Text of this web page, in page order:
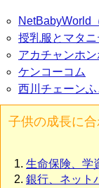
NetBabyWorld
授乳服とマタ
アカチャンホ
ケンコーコム
西川チェーン
子供の成長に
生命保険、学
銀行、ネット